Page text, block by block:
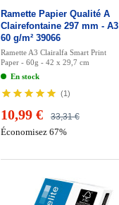
Ramette Papier Qualité A
Clairefontaine 297 mm - A3
60 g/m² 39066
Ramette A3 Clairalfa Smart Print
Paper - 60g - 42 x 29,7 cm
En stock
(1)
33,31 €
10,99 €
Économisez 67%